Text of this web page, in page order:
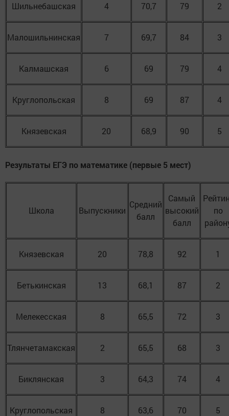
Шильнебашская 4 70,7 79 2
Малошильнинская 7 69,7 84 3
Калмашская 6 69 79 4
Круглопольская 8 69 87 4
Князевская 20 68,9 90 5
Результаты ЕГЭ по математике (первые 5 мест)
Школа Выпускники
Средний
балл
Самый
высокий
балл
по
Князевская 20 78,8 92 1
Бетькинская 13 68,1 87 2
Мелекесская 8 65,5 72 3
Тлянчетамакская 2 65,5 68 3
Биклянская 3 64,3 74 4
Круглопольская 8 63,6 70 5